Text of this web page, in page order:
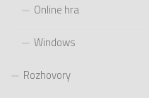
Online hra
Windows
Rozhovory